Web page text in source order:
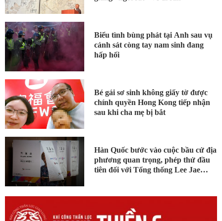
Biểu tình bùng phát tại Anh sau vụ
cảnh sát còng tay nam sinh đang
hấp hối
Bé gái sơ sinh không giấy tờ được
chính quyền Hong Kong tiếp nhận
sau khi cha mẹ bị bắt
Hàn Quốc bước vào cuộc bầu cử địa
phương quan trọng, phép thử đầu
tiên đối với Tổng thống Lee Jae